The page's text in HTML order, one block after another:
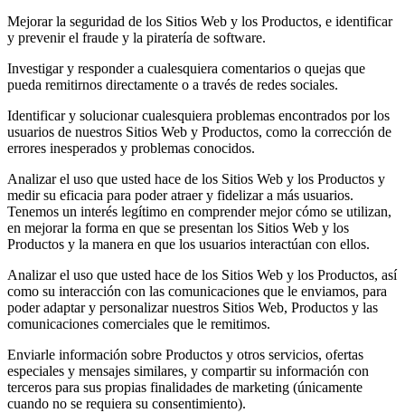
Mejorar la seguridad de los Sitios Web y los Productos, e identificar
y prevenir el fraude y la piratería de software.
Investigar y responder a cualesquiera comentarios o quejas que
pueda remitirnos directamente o a través de redes sociales.
Identificar y solucionar cualesquiera problemas encontrados por los
usuarios de nuestros Sitios Web y Productos, como la corrección de
errores inesperados y problemas conocidos.
Analizar el uso que usted hace de los Sitios Web y los Productos y
medir su eficacia para poder atraer y fidelizar a más usuarios.
Tenemos un interés legítimo en comprender mejor cómo se utilizan,
en mejorar la forma en que se presentan los Sitios Web y los
Productos y la manera en que los usuarios interactúan con ellos.
Analizar el uso que usted hace de los Sitios Web y los Productos, así
como su interacción con las comunicaciones que le enviamos, para
poder adaptar y personalizar nuestros Sitios Web, Productos y las
comunicaciones comerciales que le remitimos.
Enviarle información sobre Productos y otros servicios, ofertas
especiales y mensajes similares, y compartir su información con
terceros para sus propias finalidades de marketing (únicamente
cuando no se requiera su consentimiento).